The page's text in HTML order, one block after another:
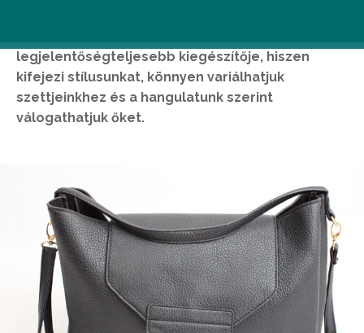
legjelentőségteljesebb kiegészítője, hiszen
kifejezi stílusunkat, könnyen variálhatjuk
szettjeinkhez és a hangulatunk szerint
válogathatjuk őket.